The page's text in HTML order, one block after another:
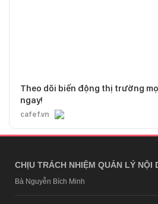
Theo dõi biến động thị trường
ngay!
cafef.vn
CHỊU TRÁCH NHIỆM QUẢN LÝ NỘI
Bà Nguyễn Bích Minh